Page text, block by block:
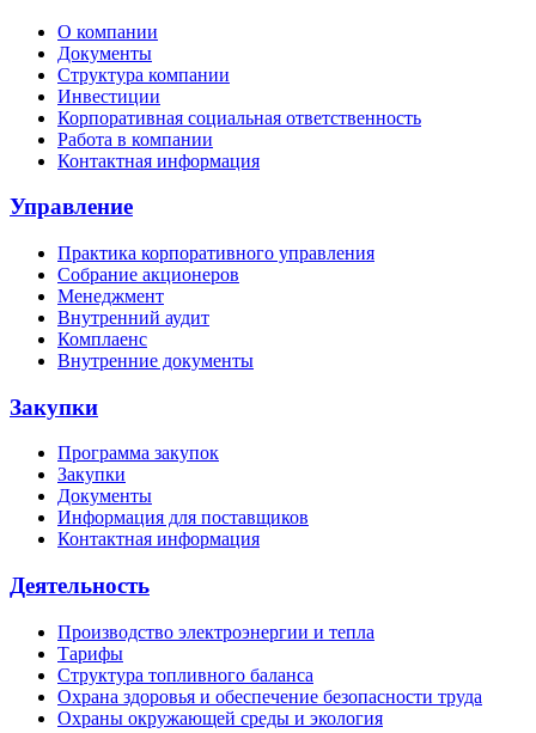
О компании
Документы
Структура компании
Инвестиции
Корпоративная социальная ответственность
Работа в компании
Контактная информация
Управление
Практика корпоративного управления
Собрание акционеров
Менеджмент
Внутренний аудит
Комплаенс
Внутренние документы
Закупки
Программа закупок
Закупки
Документы
Информация для поставщиков
Контактная информация
Деятельность
Производство электроэнергии и тепла
Тарифы
Структура топливного баланса
Охрана здоровья и обеспечение безопасности труда
Охраны окружающей среды и экология